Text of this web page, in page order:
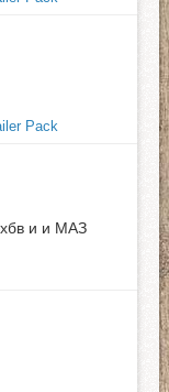
Pack
и и МАЗ